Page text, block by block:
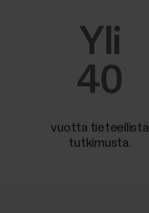
Yli
40
vuotta tieteellistä
tutkimusta.